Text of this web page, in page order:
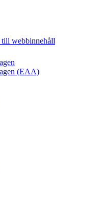
webbinnehåll
(EAA)